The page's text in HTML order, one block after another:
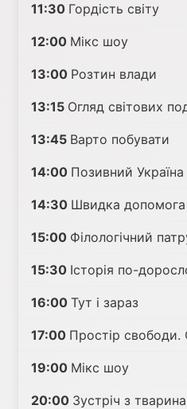
11:30 Гордість світу
12:00 Мікс шоу
13:00 Розтин влади
13:15 Огляд світових
13:45 Варто побувати
14:00 Позивний Україна
14:30 Швидка допомога
15:00 Філологічний
15:30 Історія по-
16:00 Тут і зараз
17:00 Простір свободи.
19:00 Мікс шоу
20:00 Зустріч з